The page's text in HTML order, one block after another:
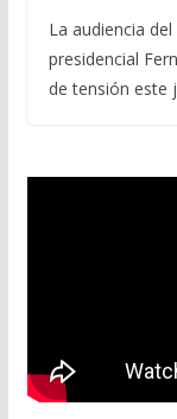
La audiencia
presidencial
de tensión este